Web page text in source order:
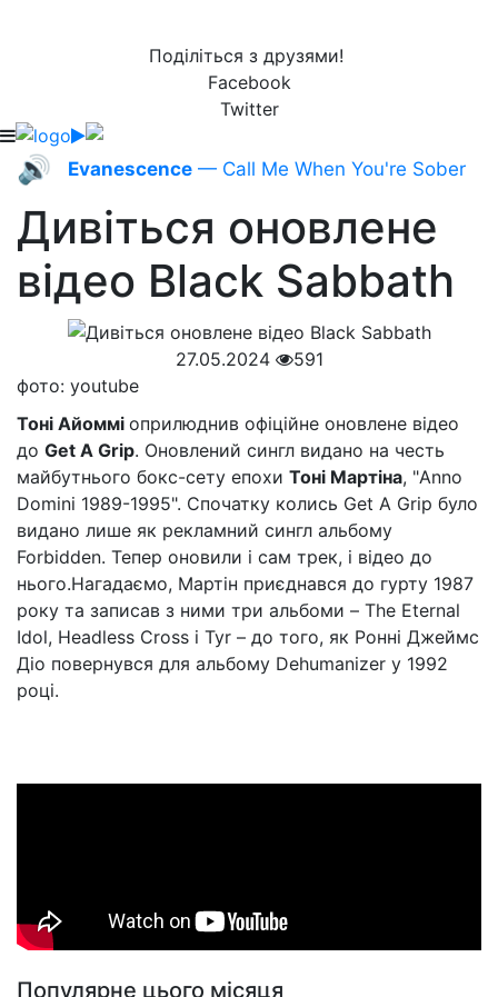
Поділіться з друзями!
Facebook
Twitter
🔊 Evanescence — Call Me When You're Sober
Дивіться оновлене
відео Black Sabbath
27.05.2024
591
фото: youtube
Тоні Айоммі оприлюднив офіційне оновлене відео
до Get A Grip. Оновлений сингл видано на честь
майбутнього бокс-сету епохи Тоні Мартіна, "Anno
Domini 1989-1995". Спочатку колись Get A Grip було
видано лише як рекламний сингл альбому
Forbidden. Тепер оновили і сам трек, і відео до
нього.Нагадаємо, Мартін приєднався до гурту 1987
року та записав з ними три альбоми – The Eternal
Idol, Headless Cross і Tyr – до того, як Ронні Джеймс
Діо повернувся для альбому Dehumanizer у 1992
році.
Популярне цього місяця